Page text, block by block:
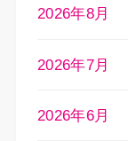
2026年8月
2026年7月
2026年6月